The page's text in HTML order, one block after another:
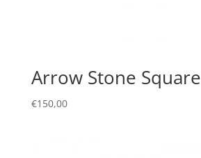
Arrow Stone Square
€150,00